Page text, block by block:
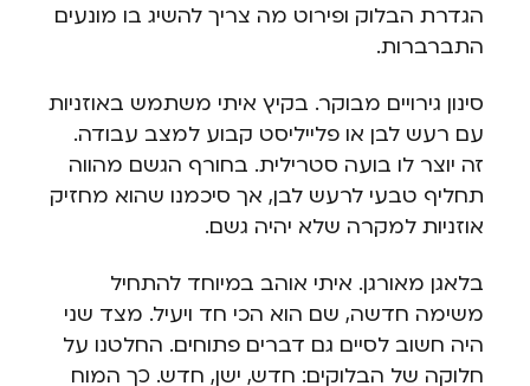
הגדרת הבלוק ופירוט מה צריך להשיג בו מונעים
התברברות.
סינון גירויים מבוקר. בקיץ איתי משתמש באוזניות
עם רעש לבן או פלייליסט קבוע למצב עבודה.
זה יוצר לו בועה סטרילית. בחורף הגשם מהווה
תחליף טבעי לרעש לבן, אך סיכמנו שהוא מחזיק
אוזניות למקרה שלא יהיה גשם.
בלאגן מאורגן. איתי אוהב במיוחד להתחיל
משימה חדשה, שם הוא הכי חד ויעיל. מצד שני
היה חשוב לסיים גם דברים פתוחים. החלטנו על
חלוקה של הבלוקים: חדש, ישן, חדש. כך המוח